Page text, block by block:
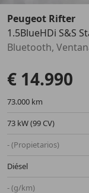
Anterior
Peugeot Rifter
1.5BlueHDi S&S
€ 14.990
73.000 km
73 kW (99 CV)
- (Propietarios)
Diésel
- (g/km)